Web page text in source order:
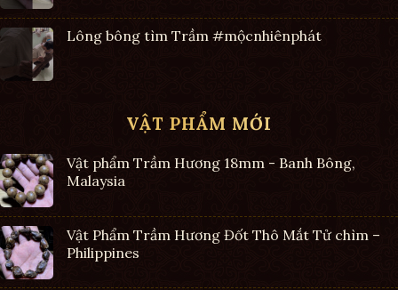
Lông bông tìm Trầm #mộcnhiênphát
VẬT PHẨM MỚI
Vật phẩm Trầm Hương 18mm - Banh Bông,
Malaysia
Vật Phẩm Trầm Hương Đốt Thô Mắt Tử chìm –
Philippines